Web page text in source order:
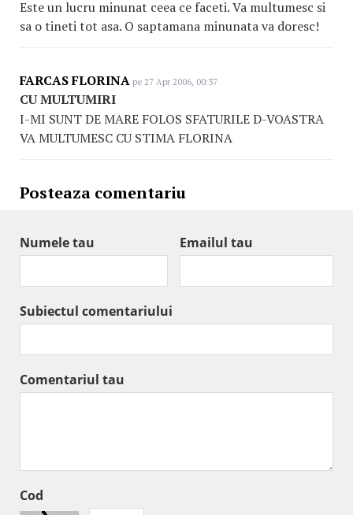
Este un lucru minunat ceea ce faceti. Va multumesc si
sa o tineti tot asa. O saptamana minunata va doresc!
FARCAS FLORINA pe 27 Apr 2006, 00:37
CU MULTUMIRI
I-MI SUNT DE MARE FOLOS SFATURILE D-VOASTRA
VA MULTUMESC CU STIMA FLORINA
Posteaza comentariu
Numele tau Emailul tau
Subiectul comentariului
Comentariul tau
Cod